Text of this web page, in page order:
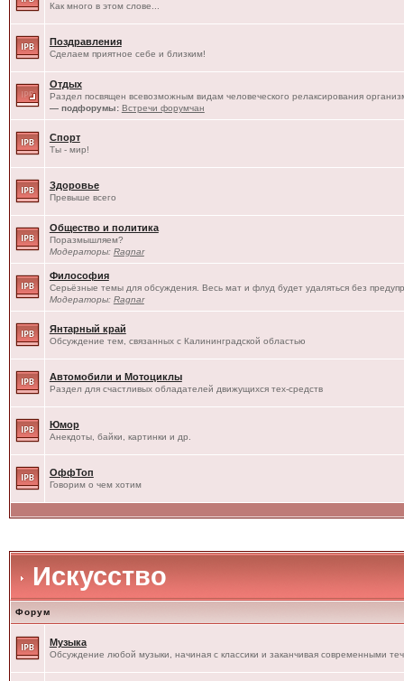
Как много в этом слове...
Поздравления
Сделаем приятное себе и близким!
Отдых
Раздел посвящен всевозможным видам человеческого релаксирования
— подфорумы: Встречи форумчан
Спорт
Ты - мир!
Здоровье
Превыше всего
Общество и политика
Поразмышляем?
Модераторы: Ragnar
Философия
Серьёзные темы для обсуждения. Весь мат и флуд будет удаляться без
Модераторы: Ragnar
Янтарный край
Обсуждение тем, связанных с Калининградской областью
Автомобили и Мотоциклы
Раздел для счастливых обладателей движущихся тех-средств
Юмор
Анекдоты, байки, картинки и др.
ОффТоп
Говорим о чем хотим
Искусство
Форум
Музыка
Обсуждение любой музыки, начиная с классики и заканчивая современными